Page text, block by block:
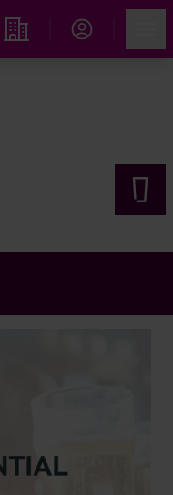
Immobiliensuche